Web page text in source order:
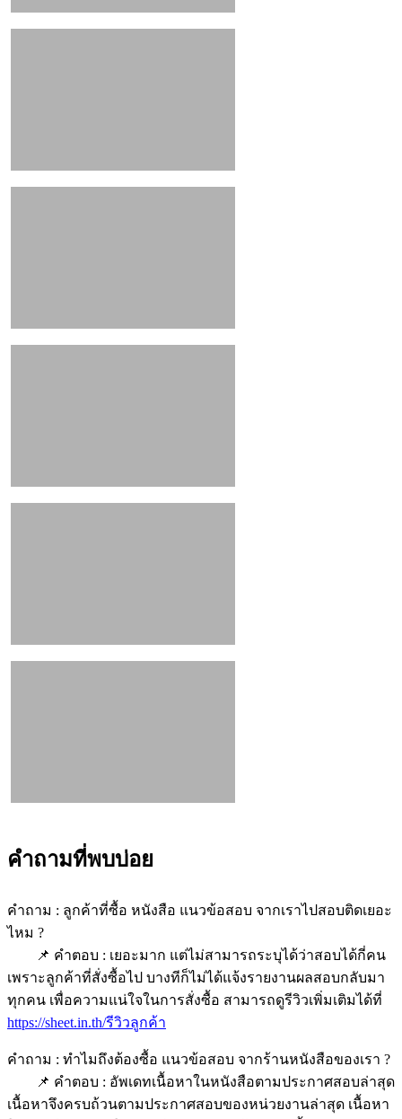
คำถามที่พบบ่อย
คำถาม : ลูกค้าที่ซื้อ หนังสือ แนวข้อสอบ จากเราไปสอบติดเยอะ
ไหม ?
📌 คำตอบ : เยอะมาก แต่ไม่สามารถระบุได้ว่าสอบได้กี่คน
เพราะลูกค้าที่สั่งซื้อไป บางทีก็ไม่ได้แจ้งรายงานผลสอบกลับมา
ทุกคน เพื่อความแน่ใจในการสั่งซื้อ สามารถดูรีวิวเพิ่มเติมได้ที่
https://sheet.in.th/รีวิวลูกค้า
คำถาม : ทำไมถึงต้องซื้อ แนวข้อสอบ จากร้านหนังสือของเรา ?
📌 คำตอบ : อัพเดทเนื้อหาในหนังสือตามประกาศสอบล่าสุด
เนื้อหาจึงครบถ้วนตามประกาศสอบของหน่วยงานล่าสุด เนื้อหา